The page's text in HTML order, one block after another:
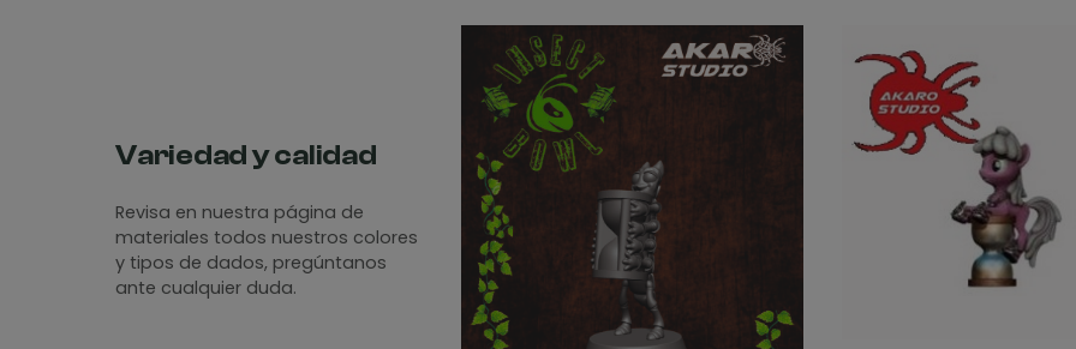
Variedad y calidad
Revisa en nuestra página de
materiales todos nuestros colores
y tipos de dados, pregúntanos
ante cualquier duda.